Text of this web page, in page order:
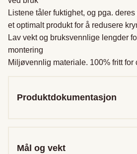
Listene tåler fuktighet, og pga.
et optimalt produkt for å redusere
Lav vekt og bruksvennlige lengder
montering
Miljøvennlig materiale. 100% fritt for
Produktdokumentasjon
Mål og vekt